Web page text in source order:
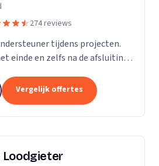
274 reviews
tijdens projecten.
einde en zelfs na de afsluiting
Vergelijk offertes
Loodgieter